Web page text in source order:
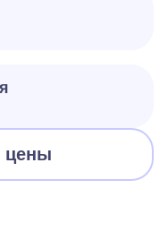
цены